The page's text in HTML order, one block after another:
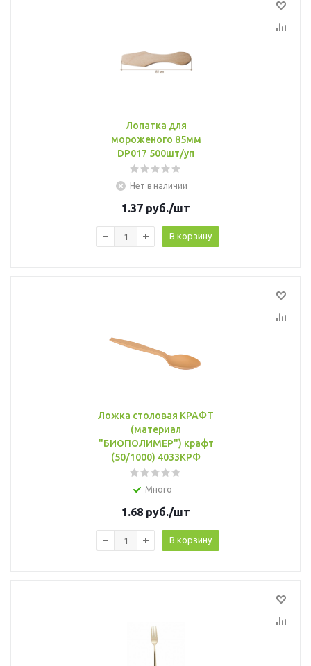
Лопатка для
мороженого 85мм
DP017 500шт/уп
Нет в наличии
1.37 руб./шт
В корзину
Ложка столовая КРАФТ
(материал
"БИОПОЛИМЕР") крафт
(50/1000) 4033КРФ
Много
1.68 руб./шт
В корзину